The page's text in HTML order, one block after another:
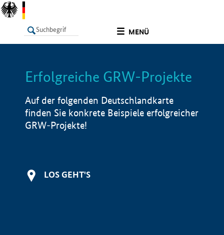
MENÜ
LISTE Info
Erfolgreiche GRW-Projekte
Auf der folgenden Deutschlandkarte
finden Sie konkrete Beispiele erfolgreicher
GRW-Projekte!
LOS GEHT'S